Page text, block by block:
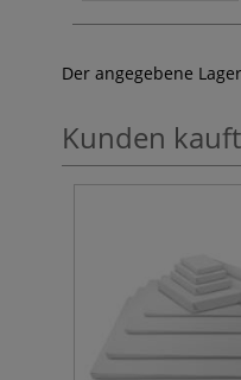
Der angegebene
Kunden